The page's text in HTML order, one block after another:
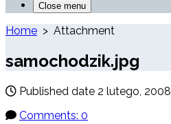
Close menu
Home > Attachment
samochodzik.jpg
Published date 2 lutego, 2008
Comments: 0